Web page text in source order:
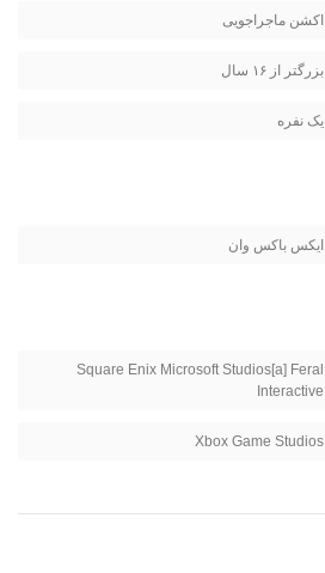
اکشن ماجراجویی
بزرگتر از ۱۶ سال
یک نفره
ایکس باکس وان
Square Enix Microsoft Studios[a] Feral
Interactive
Xbox Game Studios